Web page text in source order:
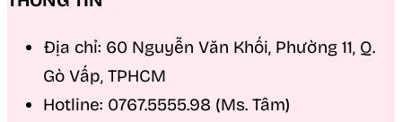
Địa chỉ: 60 Nguyễn Văn Khối, Phường 11, Q.
Gò Vấp, TPHCM
Hotline: 0767.5555.98 (Ms. Tâm)